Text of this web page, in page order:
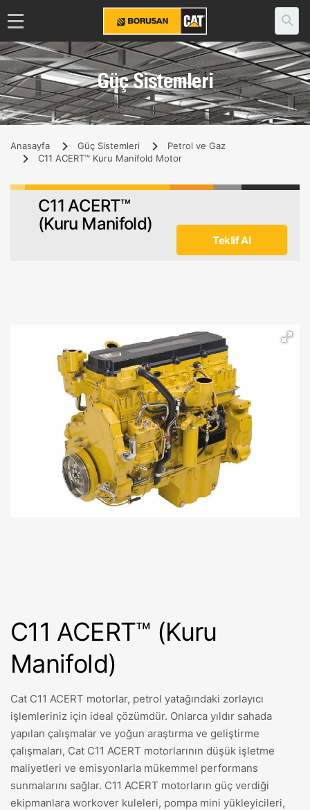
Güç Sistemleri
Anasayfa Güç Sistemleri
Petrol ve Gaz
C11 ACERT™ Kuru Manifold Motor
C11 ACERT™
(Kuru Manifold)
Teklif Al
C11 ACERT™ (Kuru
Manifold)
Cat C11 ACERT motorlar, petrol yatağındaki zorlayıcı
işlemleriniz için ideal çözümdür. Onlarca yıldır sahada
yapılan çalışmalar ve yoğun araştırma ve geliştirme
çalışmaları, Cat C11 ACERT motorlarının düşük işletme
maliyetleri ve emisyonlarla mükemmel performans
sunmalarını sağlar. C11 ACERT motorların güç verdiği
ekipmanlara workover kuleleri, pompa mini yükleyicileri,